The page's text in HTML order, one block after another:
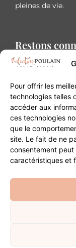
Pour offrir les
technologies telles
accéder aux
ces technologies
que le
site. Le fait de ne
consentement
caractéristiques et
pleines de vie.
Restons
Contact
20B Grand
06 84 93 03 01
Mentions